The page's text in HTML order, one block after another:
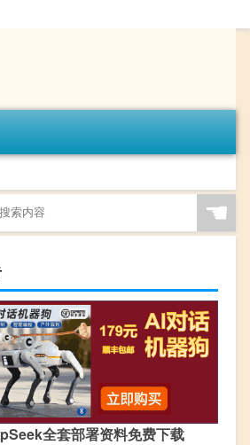
☚
全套部署资料免费下载